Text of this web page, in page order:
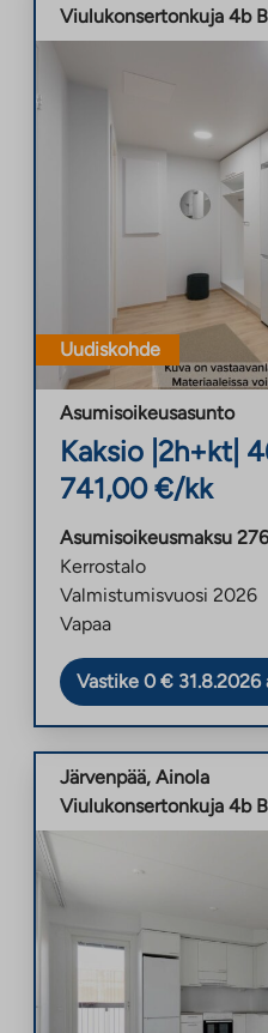
Viulukonsertonkuja 4b
Uudiskohde
Asumisoikeusasunto
Kaksio 2h+kt|
741,00 €/kk
Asumisoikeusmaksu
Kerrostalo
Valmistumisvuosi 2026
Vapaa
Vastike 0 € 31.8.2026
Järvenpää, Ainola
Viulukonsertonkuja 4b